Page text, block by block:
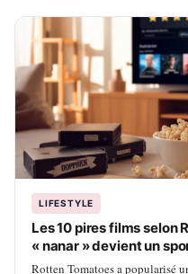
LIFESTYLE
Les 10 pires films selon
« nanar » devient un
Rotten Tomatoes a popularisé